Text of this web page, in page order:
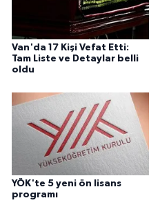
Van'da 17 Kişi Vefat Etti:
Tam Liste ve Detaylar belli
oldu
YÖK'te 5 yeni ön lisans
programı